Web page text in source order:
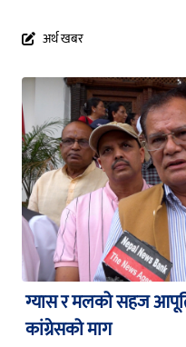
अर्थ खबर
ग्यास र मलको सहज
कांग्रेसको माग